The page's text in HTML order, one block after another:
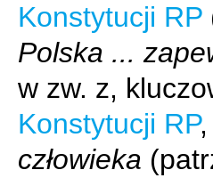
Konstytucji RP
Polska ...
w zw. z,
Konstytucji RP
człowieka